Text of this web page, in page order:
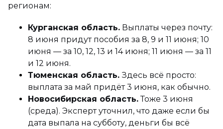
регионам:
Курганская область. Выплаты через почту:
8 июня придут пособия за 8, 9 и 11 июня; 10
июня — за 10, 12, 13 и 14 июня; 11 июня — за 11
и 12 июня.
Тюменская область. Здесь всё просто:
выплата за май придёт 3 июня, как обычно.
Новосибирская область.Тоже 3 июня
(среда). Эксперт уточнил, что даже если бы
дата выпала на субботу, деньги бы всё